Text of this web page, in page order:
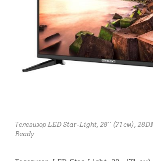
Телевизор LED Star-Light, 28`` (71 cм),
Ready